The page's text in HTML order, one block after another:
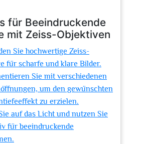
für Beeindruckende
mit Zeiss-Objektiven
Sie hochwertige Zeiss-
für scharfe und klare Bilder.
Sie mit verschiedenen
um den gewünschten
zu erzielen.
auf das Licht und nutzen Sie
für beeindruckende